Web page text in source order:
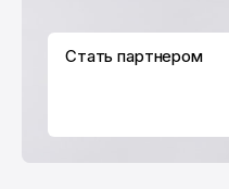
Стать партнером